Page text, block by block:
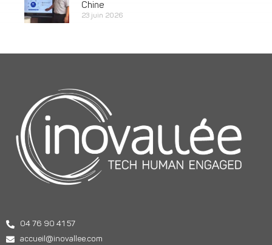
Chine
23 juin 2026
04 76 90 41 57
accueil@inovallee.com